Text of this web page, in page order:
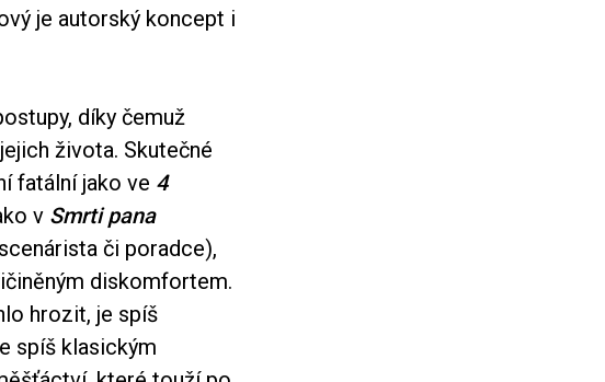
je autorský koncept i
díky čemuž
života. Skutečné
fatální jako ve 4
v Smrti pana
či poradce),
diskomfortem.
hrozit, je spíš
spíš klasickým